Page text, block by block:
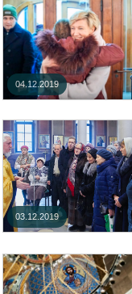
04.12.2019
03.12.2019